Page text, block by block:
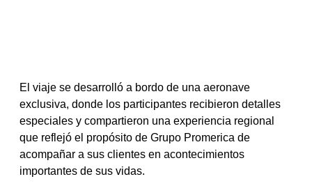
El viaje se desarrolló a bordo de una aeronave
exclusiva, donde los participantes recibieron detalles
especiales y compartieron una experiencia regional
que reflejó el propósito de Grupo Promerica de
acompañar a sus clientes en acontecimientos
importantes de sus vidas.